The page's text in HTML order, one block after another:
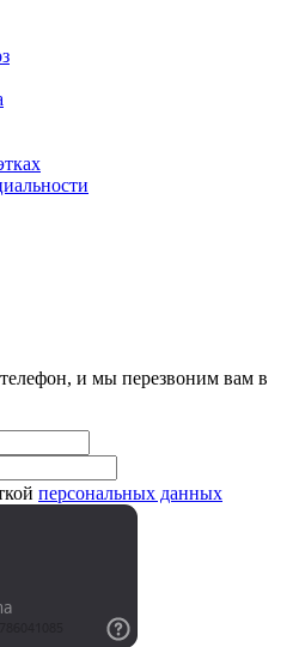
и мы перезвоним вам в
персональных данных